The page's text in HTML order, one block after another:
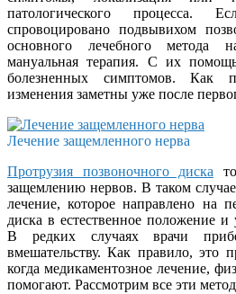
патологического процесса.
спровоцировано подвывихом
основного лечебного метода
мануальная терапия. С их
болезненных симптомов. Как
изменения заметны уже после
Лечение защемленного нерва
Протрузия позвоночного диска
защемлению нервов. В таком случае
лечение, которое направлено на
диска в естественное положение и
В редких случаях врачи
вмешательству. Как правило, это
когда медикаментозное лечение,
помогают. Рассмотрим все эти